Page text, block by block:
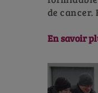
de cancer.
En savoir